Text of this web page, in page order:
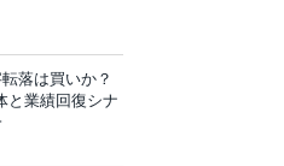
落は買いか？
と業績回復シナ